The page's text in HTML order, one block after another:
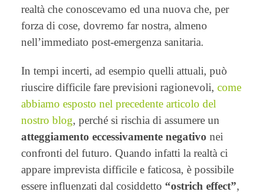
realtà che conoscevamo ed una nuova che, per
forza di cose, dovremo far nostra, almeno
nell’immediato post-emergenza sanitaria.
In tempi incerti, ad esempio quelli attuali, può
riuscire difficile fare previsioni ragionevoli, come
abbiamo esposto nel precedente articolo del
nostro blog, perché si rischia di assumere un
atteggiamento eccessivamente negativo nei
confronti del futuro. Quando infatti la realtà ci
appare imprevista difficile e faticosa, è possibile
essere influenzati dal cosiddetto “ostrich effect”,